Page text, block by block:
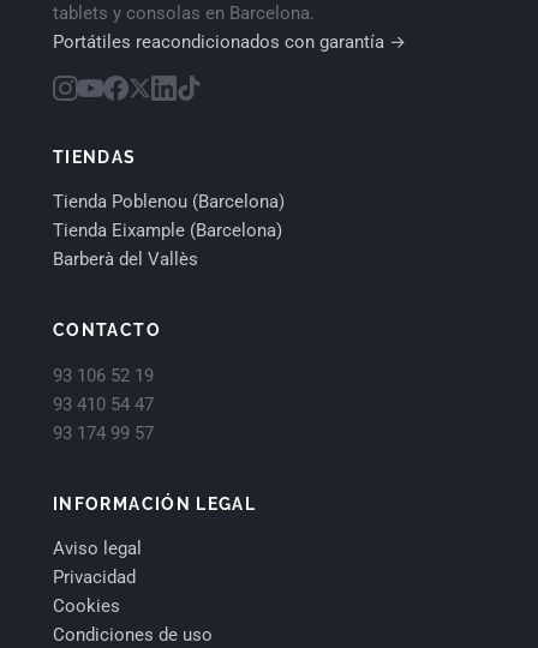
tablets y consolas en Barcelona.
Portátiles reacondicionados con garantía →
TIENDAS
Tienda Poblenou (Barcelona)
Tienda Eixample (Barcelona)
Barberà del Vallès
CONTACTO
93 106 52 19
93 410 54 47
93 174 99 57
INFORMACIÓN LEGAL
Aviso legal
Privacidad
Cookies
Condiciones de uso